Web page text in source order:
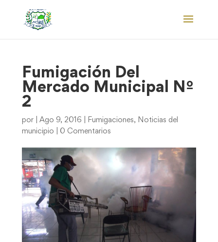
Fumigación Del
Mercado Municipal Nº
2
por Ago 9, 2016 Fumigaciones,
Noticias del
municipio
0 Comentarios